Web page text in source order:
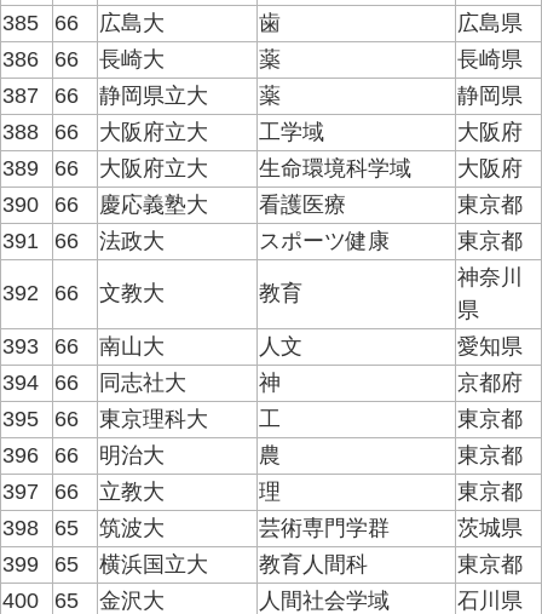
385
66 広島大 歯
広島県
386
66 長崎大 薬
長崎県
387
66 静岡県立大 薬
静岡県
388
66 大阪府立大 工学域
大阪府
389
66 大阪府立大 生命環境科学域
大阪府
390
66 慶応義塾大 看護医療
東京都
391
66 法政大 スポーツ健康 東京都
392 66 文教大 教育
神奈川
県
393
66 南山大 人文
愛知県
394
66 同志社大 神
京都府
395
66 東京理科大 工
東京都
396
66 明治大 農
東京都
397
66 立教大 理
東京都
398
65 筑波大 芸術専門学群
茨城県
399
65 横浜国立大 教育人間科
東京都
400
65 金沢大 人間社会学域
石川県